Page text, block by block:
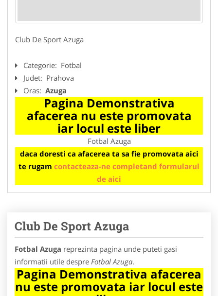
Club De Sport Azuga
Categorie: Fotbal
Judet: Prahova
Oras: Azuga
Pagina Demonstrativa
afacerea nu este promovata
iar locul este liber
Fotbal Azuga
daca doresti ca afacerea ta sa fie promovata aici
te rugam contacteaza-ne completand formularul
de aici
Club De Sport Azuga
Fotbal Azuga reprezinta pagina unde puteti gasi
informatii utile despre Fotbal Azuga.
Pagina Demonstrativa afacerea
nu este promovata iar locul este